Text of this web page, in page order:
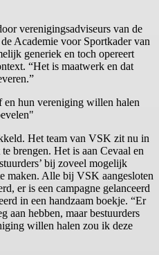
verenigingsadviseurs van de
Academie voor Sportkader van
generiek en toch opereert
“Het is maatwerk en dat
en hun vereniging willen halen
Het team van VSK zit nu in
brengen. Het is aan Cevaal en
bij zoveel mogelijk
maken. Alle bij VSK aangesloten
er is een campagne gelanceerd
in een handzaam boekje. “Er
aan hebben, maar bestuurders
willen halen zou ik deze